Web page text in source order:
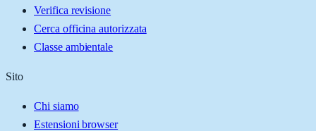
Verifica revisione
Cerca officina autorizzata
Classe ambientale
Sito
Chi siamo
Estensioni browser